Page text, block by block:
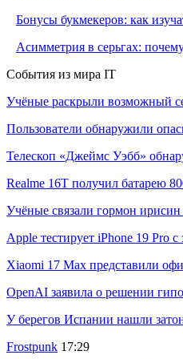
Бонусы букмекеров: как
Асимметрия в серьгах:
События из мира IT
Учёные раскрыли возможный
Пользователи обнаружили
Телескоп «Джеймс Уэбб»
Realme 16T получил батарею
Учёные связали гормон ирисин
Apple тестирует iPhone 19 Pro
Xiaomi 17 Max представили
OpenAI заявила о решении
У берегов Испании нашли
Frostpunk 17:29